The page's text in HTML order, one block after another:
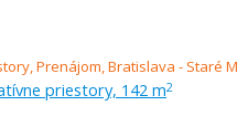
priestory, 142 m2